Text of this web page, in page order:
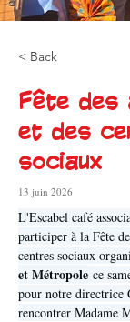
< Back
Fête des
et des
sociaux
13 juin 2026
L'Escabel café
participer à la Fête
centres sociaux
et Métropole ce
pour notre directrice
rencontrer Madame